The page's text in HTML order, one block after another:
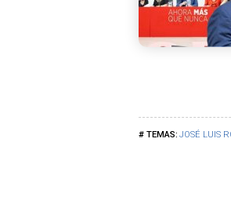
JOSÉ LUIS